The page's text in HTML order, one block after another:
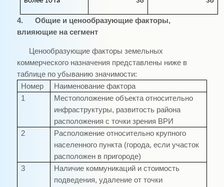
4.
Общие и ценообразующие факторы,
влияющие на сегмент
Ценообразующие факторы земельных
коммерческого назначения представлены ниже в
таблице по убыванию значимости:
Номер
Наименование фактора
1
Местоположение объекта относительно
инфраструктуры, развитость района
расположения с точки зрения ВРИ
2
Расположение относительно крупного
населенного пункта (города, если участок
расположен в пригороде)
3
Наличие коммуникаций и стоимость
подведения, удаление от точки